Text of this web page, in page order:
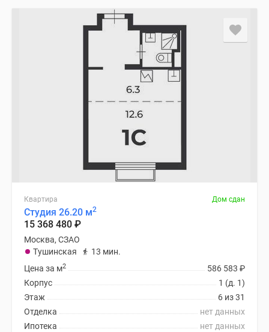
Квартира Дом сдан
Студия 26.20 м2
15 368 480 ₽
Москва, СЗАО
Тушинская
13 мин.
586 583 ₽
Цена за м2
1 (д. 1)
Корпус
6 из 31
Этаж
нет данных
Отделка
нет данных
Ипотека